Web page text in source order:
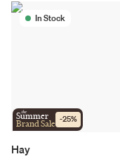
In Stock
the
Summer
Brand Sale -25%
Hay